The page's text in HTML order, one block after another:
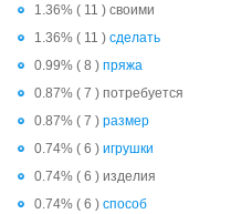
1.36% ( 11 ) своими
1.36% ( 11 ) сделать
0.99% ( 8 ) пряжа
0.87% ( 7 ) потребуется
0.87% ( 7 ) размер
0.74% ( 6 ) игрушки
0.74% ( 6 ) изделия
0.74% ( 6 ) способ